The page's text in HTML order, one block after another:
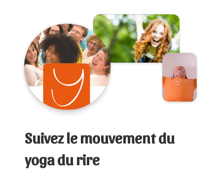
Suivez le mouvement du
yoga du rire